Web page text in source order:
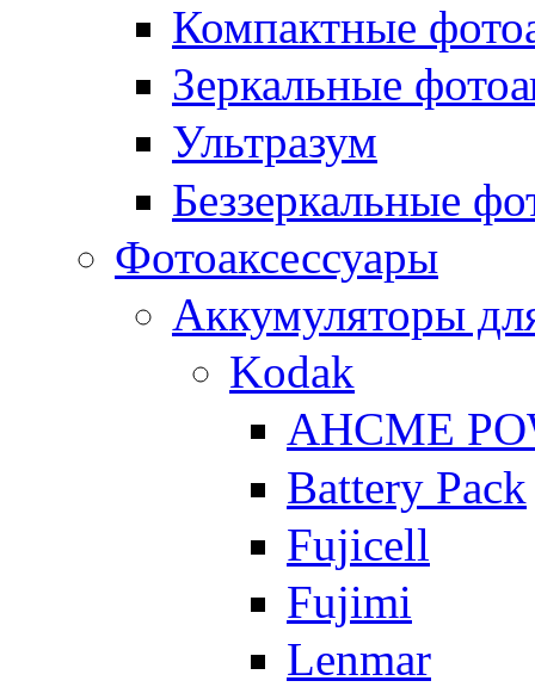
Компактные
Зеркальные
Ультразум
Беззеркальные
Фотоаксессуары
Аккумуляторы
Kodak
AHCME
Battery Pack
Fujicell
Fujimi
Lenmar